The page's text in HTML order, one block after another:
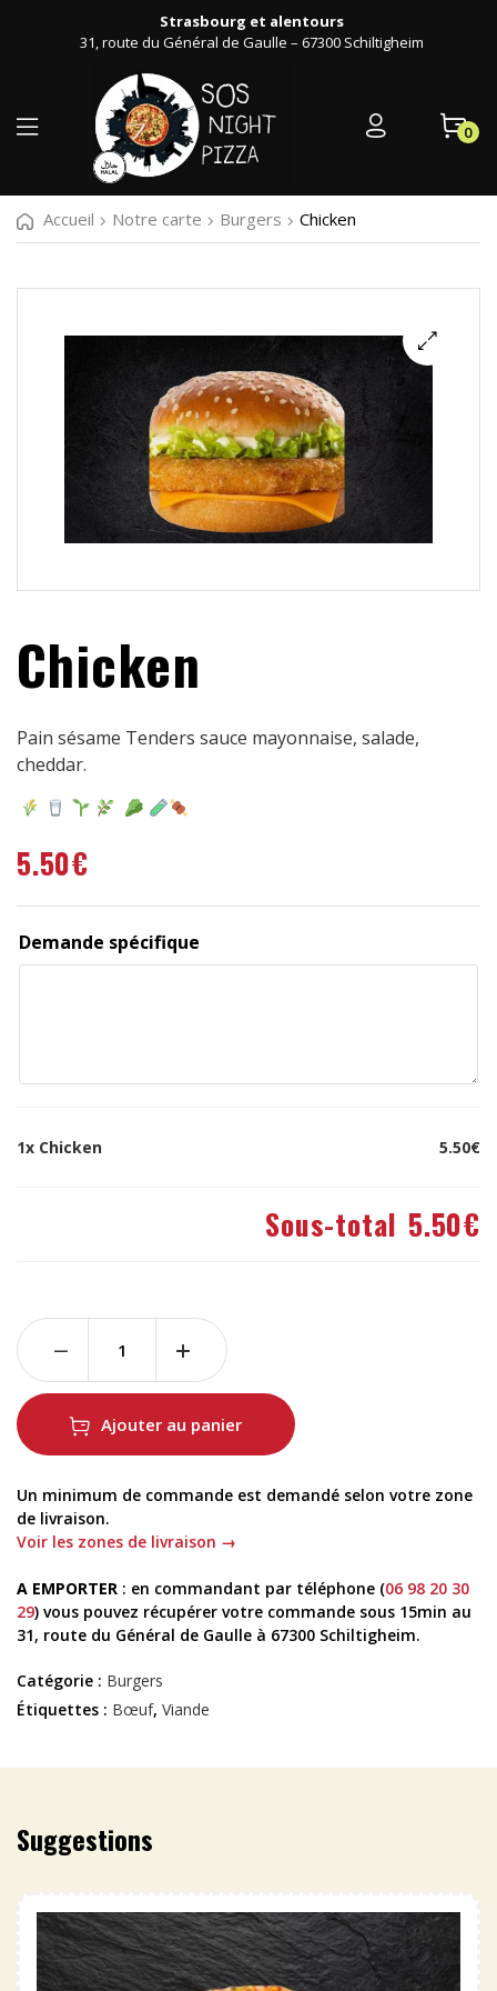
Strasbourg et alentours
31, route du Général de Gaulle – 67300 Schiltigheim
0
Accueil Notre carte Burgers Chicken
Chicken
Pain sésame Tenders sauce mayonnaise, salade,
cheddar.
5.50€
Demande spécifique
1x Chicken 5.50€
Sous-total 5.50€
Ajouter au panier
Un minimum de commande est demandé selon votre zone
de livraison.
Voir les zones de livraison →
A EMPORTER : en commandant par téléphone (06 98 20 30
29) vous pouvez récupérer votre commande sous 15min au
31, route du Général de Gaulle à 67300 Schiltigheim.
Catégorie : Burgers
Étiquettes : Bœuf, Viande
Suggestions